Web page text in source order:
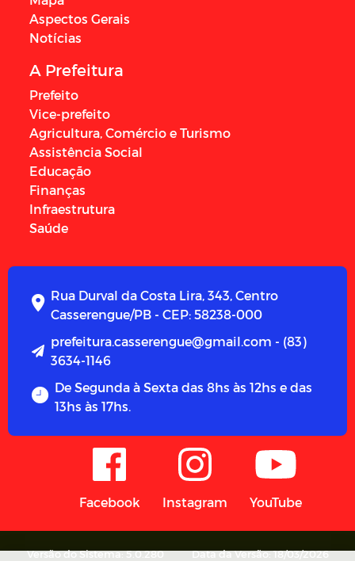
Aspectos Gerais
Notícias
A Prefeitura
Prefeito
Vice-prefeito
Agricultura, Comércio e Turismo
Assistência Social
Educação
Finanças
Infraestrutura
Saúde
Rua Durval da Costa Lira, 343, Centro
Casserengue/PB - CEP: 58238-000
prefeitura.casserengue@gmail.com - (83)
3634-1146
De Segunda à Sexta das 8hs às 12hs e das
13hs às 17hs.
Facebook Instagram YouTube
Versão do Sistema: 5.0.280 Data da Versão: 18/03/2026